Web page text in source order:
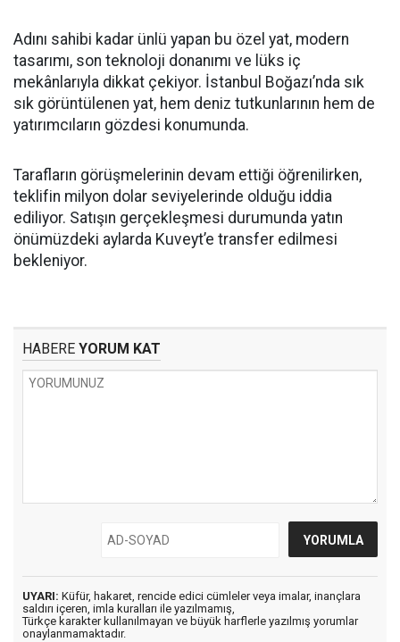
Adını sahibi kadar ünlü yapan bu özel yat, modern
tasarımı, son teknoloji donanımı ve lüks iç
mekânlarıyla dikkat çekiyor. İstanbul Boğazı’nda sık
sık görüntülenen yat, hem deniz tutkunlarının hem de
yatırımcıların gözdesi konumunda.
Tarafların görüşmelerinin devam ettiği öğrenilirken,
teklifin milyon dolar seviyelerinde olduğu iddia
ediliyor. Satışın gerçekleşmesi durumunda yatın
önümüzdeki aylarda Kuveyt’e transfer edilmesi
bekleniyor.
HABERE YORUM KAT
UYARI: Küfür, hakaret, rencide edici cümleler veya imalar, inançlara
saldırı içeren, imla kuralları ile yazılmamış,
Türkçe karakter kullanılmayan ve büyük harflerle yazılmış yorumlar
onaylanmamaktadır.